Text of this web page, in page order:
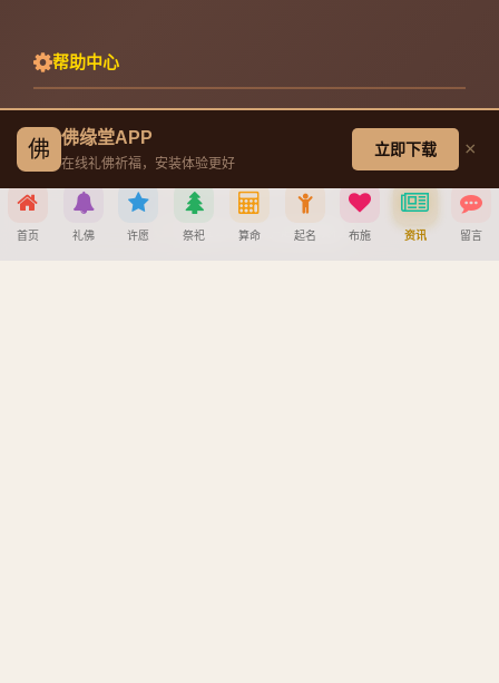
帮助中心
宝宝公司八字起名教程
佛 佛缘堂APP
在线礼佛祈福，安装体验更好
立即下载 ×
首页 礼佛 许愿 祭祀 算命 起名 布施 资讯 留言